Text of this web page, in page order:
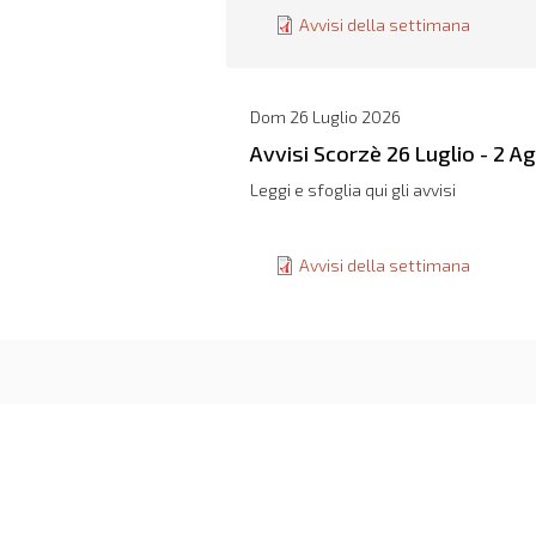
Avvisi della settimana
Dom 26 Luglio 2026
Avvisi Scorzè 26 Luglio - 2
Leggi e sfoglia qui gli avvisi
Avvisi della settimana